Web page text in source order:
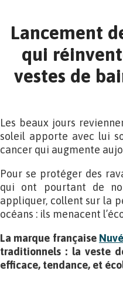
Lancement
qui
vestes de
Les beaux jours
soleil apporte avec lui
cancer qui augmente
Pour se protéger des
qui ont pourtant de
appliquer, collent sur la
océans : ils menacent
La marque française
traditionnels : la veste
efficace, tendance, et